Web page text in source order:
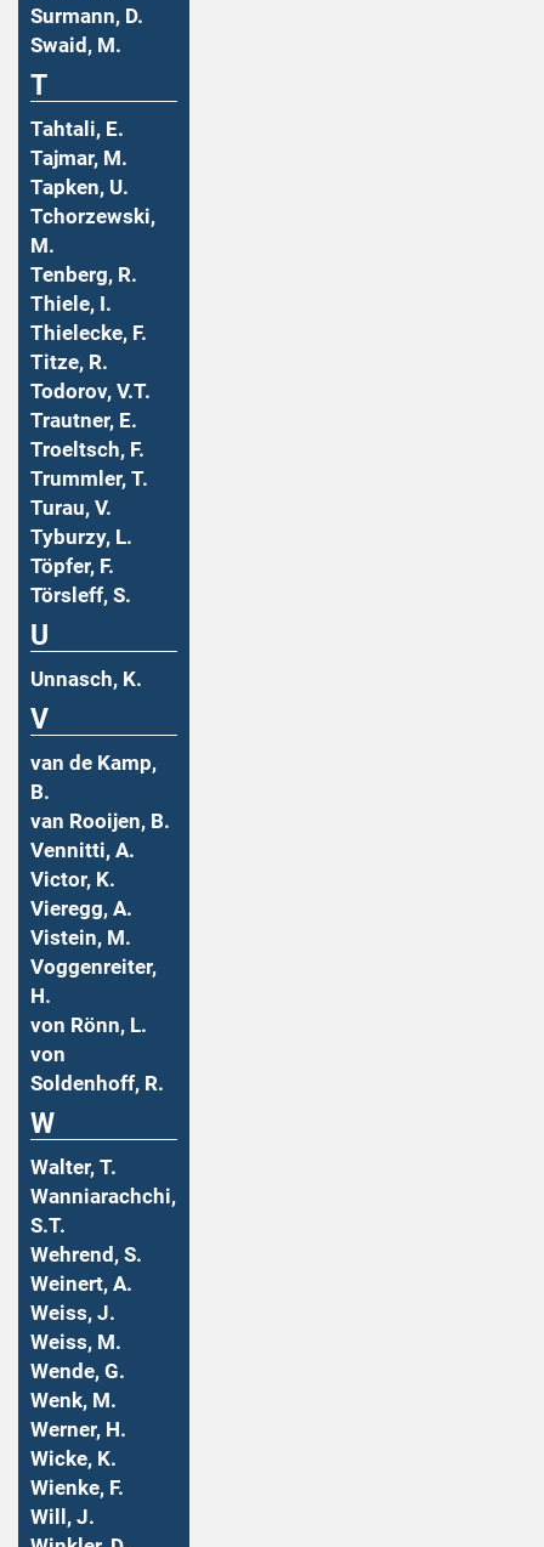
Surmann, D.
Swaid, M.
T
Tahtali, E.
Tajmar, M.
Tapken, U.
Tchorzewski,
M.
Tenberg, R.
Thiele, I.
Thielecke, F.
Titze, R.
Todorov, V.T.
Trautner, E.
Troeltsch, F.
Trummler, T.
Turau, V.
Tyburzy, L.
Töpfer, F.
Törsleff, S.
U
Unnasch, K.
V
van de Kamp,
B.
van Rooijen, B.
Vennitti, A.
Victor, K.
Vieregg, A.
Vistein, M.
Voggenreiter,
H.
von Rönn, L.
von
Soldenhoff, R.
W
Walter, T.
Wanniarachchi,
S.T.
Wehrend, S.
Weinert, A.
Weiss, J.
Weiss, M.
Wende, G.
Wenk, M.
Werner, H.
Wicke, K.
Wienke, F.
Will, J.